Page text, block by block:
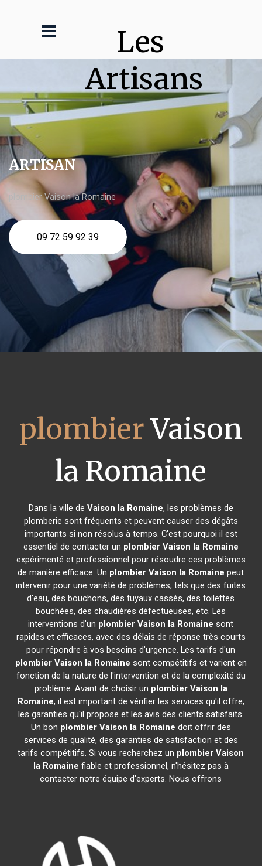
Les
Artisans
ARTISAN
plombier Vaison la Romaine
09 72 59 92 39
plombierVaison
la Romaine
Dans la ville de Vaison la Romaine, les problèmes de
plomberie sont fréquents et peuvent causer des dégâts
importants si non résolus à temps. C'est pourquoi il est
essentiel de contacter un plombier Vaison la Romaine
expérimenté et professionnel pour résoudre ces problèmes
de manière efficace. Un plombier Vaison la Romaine peut
intervenir pour une variété de problèmes, tels que des fuites
d'eau, des bouchons, des tuyaux cassés, des toilettes
bouchées, des chaudières défectueuses, etc. Les
interventions d'un plombier Vaison la Romaine sont
rapides et efficaces, avec des délais de réponse très courts
pour répondre à vos besoins d'urgence. Les tarifs d'un
plombier Vaison la Romaine sont compétitifs et varient en
fonction de la nature de l'intervention et de la complexité du
problème. Avant de choisir un plombier Vaison la
Romaine, il est important de vérifier les services qu'il offre,
les garanties qu'il propose et les avis des clients satisfaits.
Un bon plombier Vaison la Romaine doit offrir des
services de qualité, des garanties de satisfaction et des
tarifs compétitifs. Si vous recherchez un plombier Vaison
la Romaine fiable et professionnel, n'hésitez pas à
contacter notre équipe d'experts. Nous offrons